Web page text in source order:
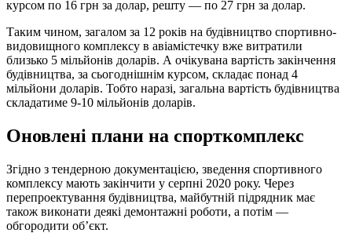
курсом по 16 грн за долар, решту — по 27 грн за долар.
Таким чином, загалом за 12 років на будівництво спортивно-
видовищного комплексу в авіамістечку вже витратили
близько 5 мільйонів доларів. А очікувана вартість закінчення
будівництва, за сьогоднішнім курсом, складає понад 4
мільйони доларів. Тобто наразі, загальна вартість будівництва
складатиме 9-10 мільйонів доларів.
Оновлені плани на спорткомплекс
Згідно з тендерною документацією, зведення спортивного
комплексу мають закінчити у серпні 2020 року. Через
перепроектування будівництва, майбутній підрядник має
також виконати деякі демонтажні роботи, а потім —
обгородити об’єкт.